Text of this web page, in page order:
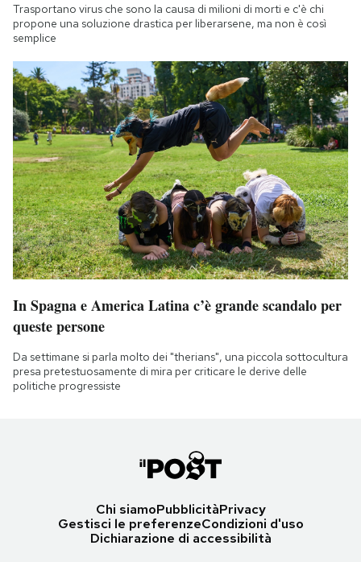
Trasportano virus che sono la causa di milioni di morti e c'è chi
propone una soluzione drastica per liberarsene, ma non è così
semplice
In Spagna e America Latina c’è grande scandalo per
queste persone
Da settimane si parla molto dei "therians", una piccola sottocultura
presa pretestuosamente di mira per criticare le derive delle
politiche progressiste
Chi siamoPubblicitàPrivacy
Gestisci le preferenzeCondizioni d'uso
Dichiarazione di accessibilità